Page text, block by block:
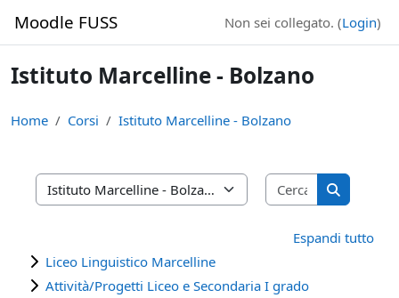
Moodle FUSS Non sei collegato. (Login)
Istituto Marcelline - Bolzano
Home Corsi Istituto Marcelline - Bolzano
Categorie di corso
Cerca corsi
Cerca corsi
Espandi tutto
Liceo Linguistico Marcelline
Attività/Progetti Liceo e Secondaria I grado